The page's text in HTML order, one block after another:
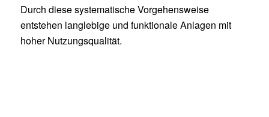
Durch diese systematische Vorgehensweise
entstehen langlebige und funktionale Anlagen mit
hoher Nutzungsqualität.